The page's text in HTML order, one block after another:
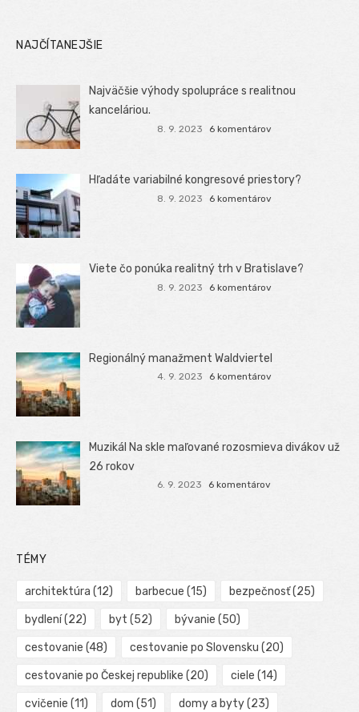
NAJČÍTANEJŠIE
Najväčšie výhody spolupráce s realitnou
kanceláriou.
8. 9. 2023 6 komentárov
Hľadáte variabilné kongresové priestory?
8. 9. 2023 6 komentárov
Viete čo ponúka realitný trh v Bratislave?
8. 9. 2023 6 komentárov
Regionálný manažment Waldviertel
4. 9. 2023 6 komentárov
Muzikál Na skle maľované rozosmieva divákov už
26 rokov
6. 9. 2023 6 komentárov
TÉMY
architektúra (12) barbecue (15) bezpečnosť(25)
bydlení(22) byt (52) bývanie (50)
cestovanie (48) cestovanie po Slovensku (20)
cestovanie po Českej republike (20) ciele (14)
cvičenie (11) dom (51) domy a byty(23)